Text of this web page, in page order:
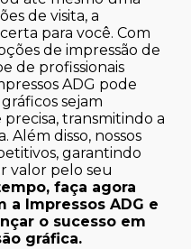
de visita, a
para você. Com
de impressão de
de profissionais
ADG pode
sejam
transmitindo a
Além disso, nossos
garantindo
valor pelo seu
faça agora
a Impressos ADG e
o sucesso em
gráfica.